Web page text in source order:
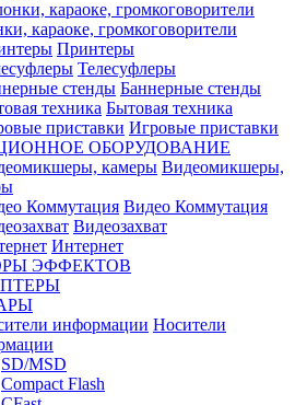
караоке, громкоговорители
Принтеры
Телесуфлеры
Баннерные стенды
Бытовая техника
Игровые приставки
ОБОРУДОВАНИЕ
Видеомикшеры,
Видео Коммутация
Видеозахват
Интернет
ЭФФЕКТОВ
Носители
SD/MSD
Compact Flash